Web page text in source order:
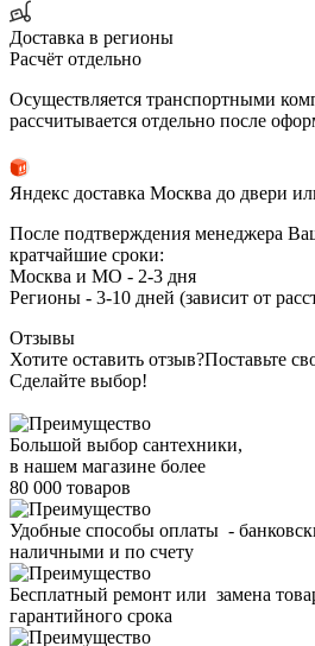
Доставка в регионы
Расчёт отдельно
Осуществляется транспортными
рассчитывается отдельно после
Яндекс доставка Москва до двери
После подтверждения менеджера
кратчайшие сроки:
Москва и МО - 2-3 дня
Регионы - 3-10 дней (зависит от
Отзывы
Хотите оставить отзыв?Поставьте
Сделайте выбор!
Большой выбор сантехники,
в нашем магазине более
80 000 товаров
Удобные способы оплаты -
наличными и по счету
Бесплатный ремонт или замена
гарантийного срока